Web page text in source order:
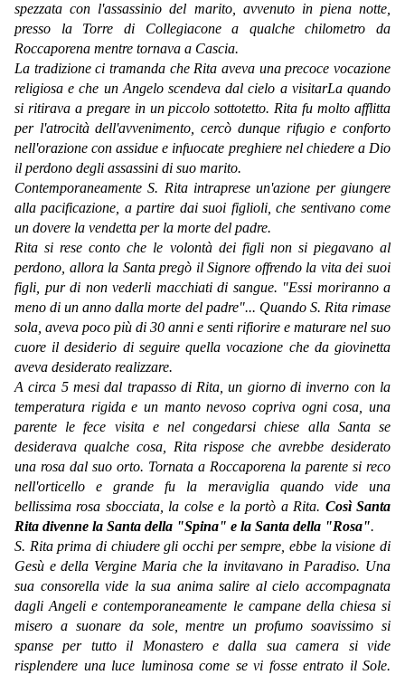
spezzata con l'assassinio del marito, avvenuto in piena notte,
presso la Torre di Collegiacone a qualche chilometro da
Roccaporena mentre tornava a Cascia.
La tradizione ci tramanda che Rita aveva una precoce vocazione
religiosa e che un Angelo scendeva dal cielo a visitarLa quando
si ritirava a pregare in un piccolo sottotetto. Rita fu molto afflitta
per l'atrocità dell'avvenimento, cercò dunque rifugio e conforto
nell'orazione con assidue e infuocate preghiere nel chiedere a Dio
il perdono degli assassini di suo marito.
Contemporaneamente S. Rita intraprese un'azione per giungere
alla pacificazione, a partire dai suoi figlioli, che sentivano come
un dovere la vendetta per la morte del padre.
Rita si rese conto che le volontà dei figli non si piegavano al
perdono, allora la Santa pregò il Signore offrendo la vita dei suoi
figli, pur di non vederli macchiati di sangue. "Essi moriranno a
meno di un anno dalla morte del padre"... Quando S. Rita rimase
sola, aveva poco più di 30 anni e senti rifiorire e maturare nel suo
cuore il desiderio di seguire quella vocazione che da giovinetta
aveva desiderato realizzare.
A circa 5 mesi dal trapasso di Rita, un giorno di inverno con la
temperatura rigida e un manto nevoso copriva ogni cosa, una
parente le fece visita e nel congedarsi chiese alla Santa se
desiderava qualche cosa, Rita rispose che avrebbe desiderato
una rosa dal suo orto. Tornata a Roccaporena la parente si reco
nell'orticello e grande fu la meraviglia quando vide una
bellissima rosa sbocciata, la colse e la portò a Rita. Così Santa
Rita divenne la Santa della "Spina" e la Santa della "Rosa".
S. Rita prima di chiudere gli occhi per sempre, ebbe la visione di
Gesù e della Vergine Maria che la invitavano in Paradiso. Una
sua consorella vide la sua anima salire al cielo accompagnata
dagli Angeli e contemporaneamente le campane della chiesa si
misero a suonare da sole, mentre un profumo soavissimo si
spanse per tutto il Monastero e dalla sua camera si vide
risplendere una luce luminosa come se vi fosse entrato il Sole.